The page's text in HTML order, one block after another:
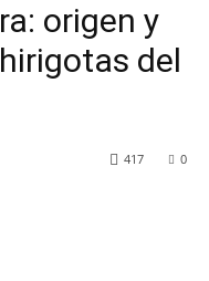
origen y
del
0
417